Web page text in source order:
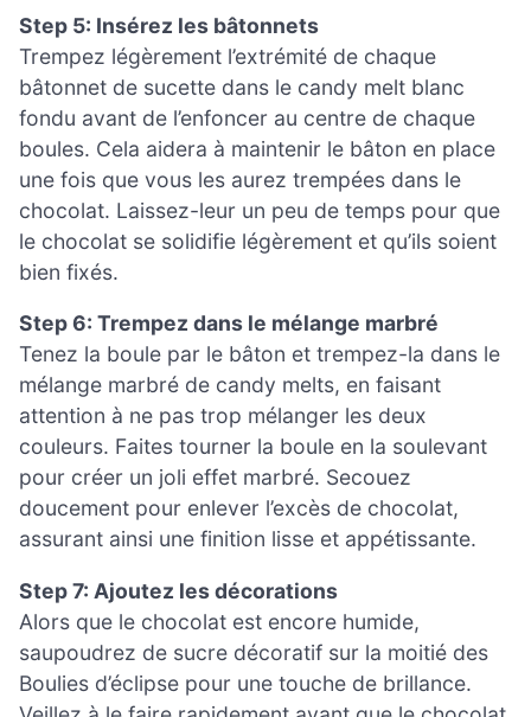
Step 5: Insérez les bâtonnets
Trempez légèrement l’extrémité de chaque
bâtonnet de sucette dans le candy melt blanc
fondu avant de l’enfoncer au centre de chaque
boules. Cela aidera à maintenir le bâton en place
une fois que vous les aurez trempées dans le
chocolat. Laissez-leur un peu de temps pour que
le chocolat se solidifie légèrement et qu’ils soient
bien fixés.
Step 6: Trempez dans le mélange marbré
Tenez la boule par le bâton et trempez-la dans le
mélange marbré de candy melts, en faisant
attention à ne pas trop mélanger les deux
couleurs. Faites tourner la boule en la soulevant
pour créer un joli effet marbré. Secouez
doucement pour enlever l’excès de chocolat,
assurant ainsi une finition lisse et appétissante.
Step 7: Ajoutez les décorations
Alors que le chocolat est encore humide,
saupoudrez de sucre décoratif sur la moitié des
Boulies d’éclipse pour une touche de brillance.